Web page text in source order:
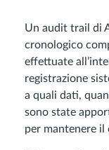
Un audit trail di
cronologico
effettuate
registrazione
a quali dati,
sono state
per mantenere